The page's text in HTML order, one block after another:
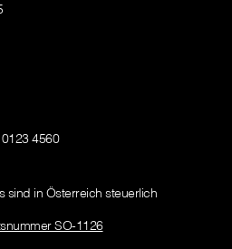
4560
sind in Österreich steuerlich
SO-1126